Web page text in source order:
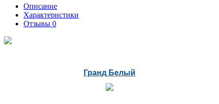
Описание
Характеристики
Отзывы 0
Гранд Белый